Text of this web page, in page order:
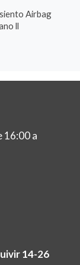
Airbag
ll
16:00 a
14-26